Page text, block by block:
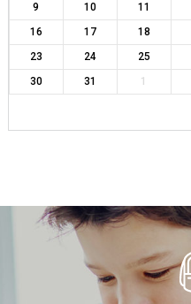
9
10 11
16
17 18
23
24 25
30
31 1